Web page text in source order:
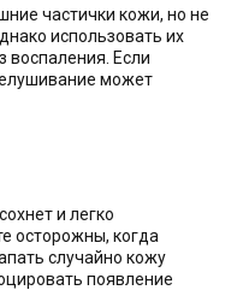
частички кожи, но не
использовать их
воспаления. Если
может
и легко
осторожны, когда
случайно кожу
появление